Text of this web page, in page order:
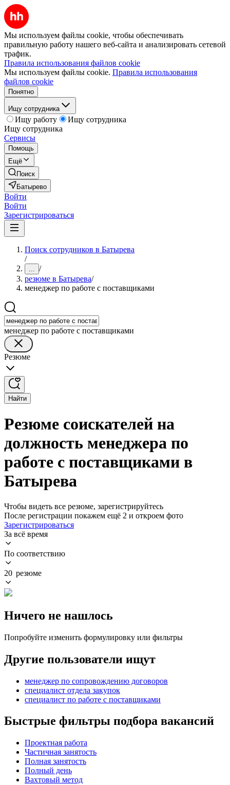
Мы используем файлы cookie, чтобы обеспечивать
правильную работу нашего веб-сайта и анализировать сетевой
трафик.
Правила использования файлов cookie
Мы используем файлы cookie. Правила использования
файлов cookie
Понятно
Ищу сотрудника
Ищу работу
Ищу сотрудника
Ищу сотрудника
Сервисы
Помощь
Ещё
Поиск
Батырево
Войти
Войти
Зарегистрироваться
Поиск сотрудников в Батырева
/
... /
резюме в Батырева/
менеджер по работе с поставщиками
менеджер по работе с поставщиками
Резюме
Найти
Резюме соискателей на
должность менеджера по
работе с поставщиками в
Батырева
Чтобы видеть все резюме, зарегистрируйтесь
После регистрации покажем ещё 2 и откроем фото
Зарегистрироваться
За всё время
По соответствию
20 резюме
Ничего не нашлось
Попробуйте изменить формулировку или фильтры
Другие пользователи ищут
менеджер по сопровождению договоров
специалист отдела закупок
специалист по работе с поставщиками
Быстрые фильтры подбора вакансий
Проектная работа
Частичная занятость
Полная занятость
Полный день
Вахтовый метод